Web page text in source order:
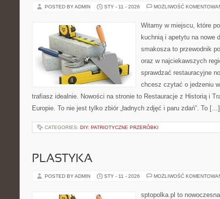
POSTED BY ADMIN STY - 11 - 2026 MOŻLIWOŚĆ
Witamy w miejscu, które
kuchnią i apetytu na nowe
smakosza to przewodnik
oraz w najciekawszych
sprawdzać restauracyjne
chcesz czytać o jedzeniu
trafiasz idealnie. Nowości na stronie to Restauracje z Historią i
Europie. To nie jest tylko zbiór „ładnych zdjęć i paru zdań”. To […]
CATEGORIES: DIY: PATRIOTYCZNE PRZERÓBKI
PLASTYKA
POSTED BY ADMIN STY - 11 - 2026 MOŻLIWOŚĆ
sptopolka.pl to